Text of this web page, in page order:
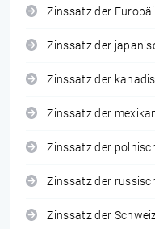
Zinssatz der
Zinssatz der
Zinssatz der
Zinssatz der
Zinssatz der
Zinssatz der
Zinssatz der